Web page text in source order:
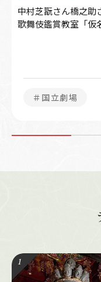
中村芝翫さん橋之
歌舞伎鑑賞教室「仮
＃国立劇場